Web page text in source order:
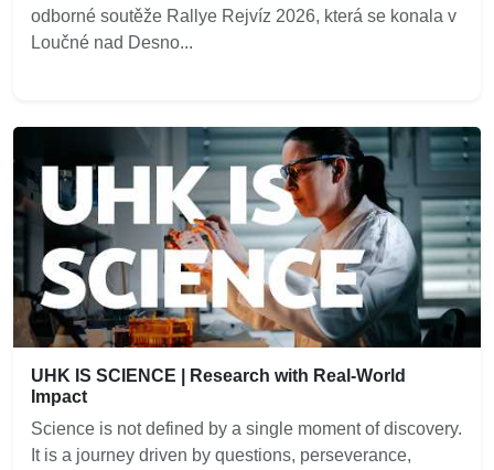
odborné soutěže Rallye Rejvíz 2026, která se konala v
Loučné nad Desno...
UHK IS SCIENCE | Research with Real-World
Impact
Science is not defined by a single moment of discovery.
It is a journey driven by questions, perseverance,